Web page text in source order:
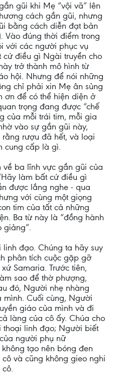
gũi khi Mẹ “vội vã” lên
cách gần gũi, nhưng
bằng cách diễn đạt bản
Vào đúng thời điểm trong
với các người phục vụ
điều gì Ngài truyền cho
trở thành mô hình từ
hội. Nhưng để nói những
chỉ phải xin Mẹ ân sủng
ơn để có thể hiện diện ở
trọng đang được “chế
của mỗi trái tim, mỗi gia
vào sự gần gũi này,
rượu đã hết, và loại
cung cấp là gì.
về ba lĩnh vực gần gũi của
làm bất cứ điều gì
được lắng nghe - qua
với cùng một giọng
tim của tất cả những
Ba từ này là “đồng hành
giảng”.
đạo. Chúng ta hãy suy
phân tích cuộc gặp gỡ
Samaria. Trước tiên,
sao để thờ phượng,
đó, Người nhẹ nhàng
Cuối cùng, Người
giáo của mình và đi
làng của cô ấy. Chúa cho
thoại linh đạo; Người biết
người phụ nữ
tạo nên bóng đen
và cũng không gieo nghi